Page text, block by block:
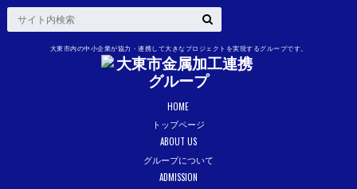
大東市内の中小企業が協力・連携して大きなプロジェクトを実現するグループです。
トップページ
HOME
グループについて
ABOUT US
ADMISSION